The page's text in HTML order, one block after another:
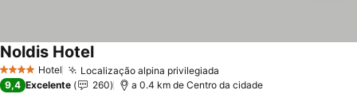
4 EstrelasHotel Localização alpina privilegiada
Noldis Hotel
9,4 Excelente 260 a 0.4 km de Centro da cidade